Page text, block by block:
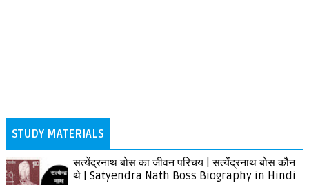
STUDY MATERIALS
सत्येंद्रनाथ बोस का जीवन परिचय | सत्येंद्रनाथ बोस कौन
थे | Satyendra Nath Boss Biography in Hindi